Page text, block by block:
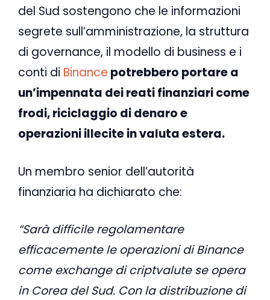
del Sud sostengono che le informazioni
segrete sull’amministrazione, la struttura
di governance, il modello di business e i
conti di Binance potrebbero portare a
un’impennata dei reati finanziari come
frodi, riciclaggio di denaro e
operazioni illecite in valuta estera.
Un membro senior dell’autorità
finanziaria ha dichiarato che:
“Sarà difficile regolamentare
efficacemente le operazioni di Binance
come exchange di criptvalute se opera
in Corea del Sud. Con la distribuzione di